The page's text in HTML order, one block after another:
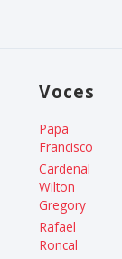
Voces
Papa
Francisco
Cardenal
Wilton
Gregory
Rafael
Roncal